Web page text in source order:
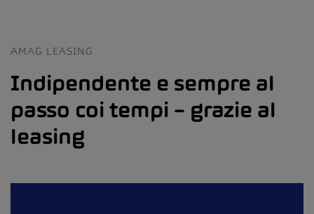
AMAG LEASING
Indipendente e sempre al
passo coi tempi – grazie al
leasing